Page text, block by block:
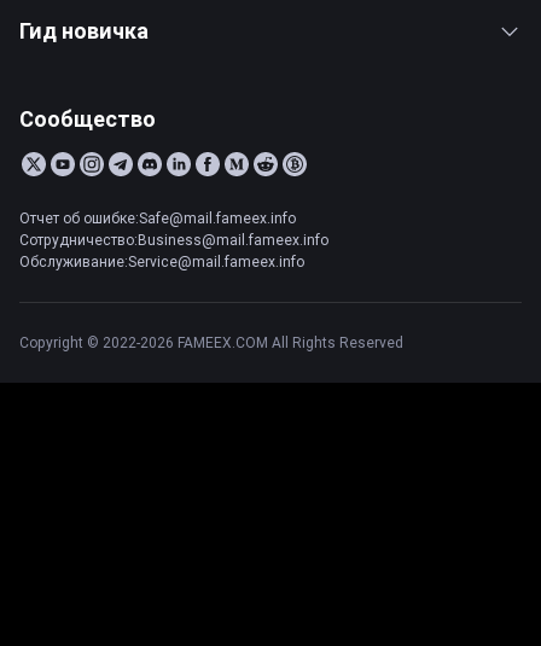
Гид новичка
Сообщество
Отчет об ошибке:Safe@mail.fameex.info
Сотрудничество:Business@mail.fameex.info
Обслуживание:Service@mail.fameex.info
Copyright © 2022-2026 FAMEEX.COM All Rights Reserved